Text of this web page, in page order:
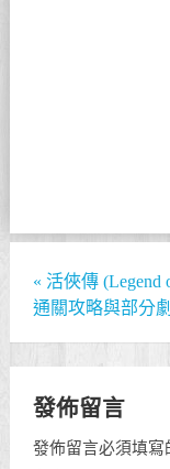
« 活俠傳 (Legend
通關攻略與部分
發佈留言
發佈留言必須填寫